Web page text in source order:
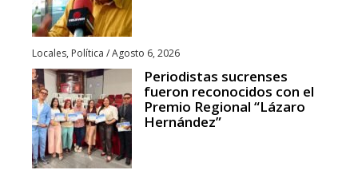
Locales, Política /Agosto 6, 2026
Periodistas sucrenses
fueron reconocidos con el
Premio Regional “Lázaro
Hernández”